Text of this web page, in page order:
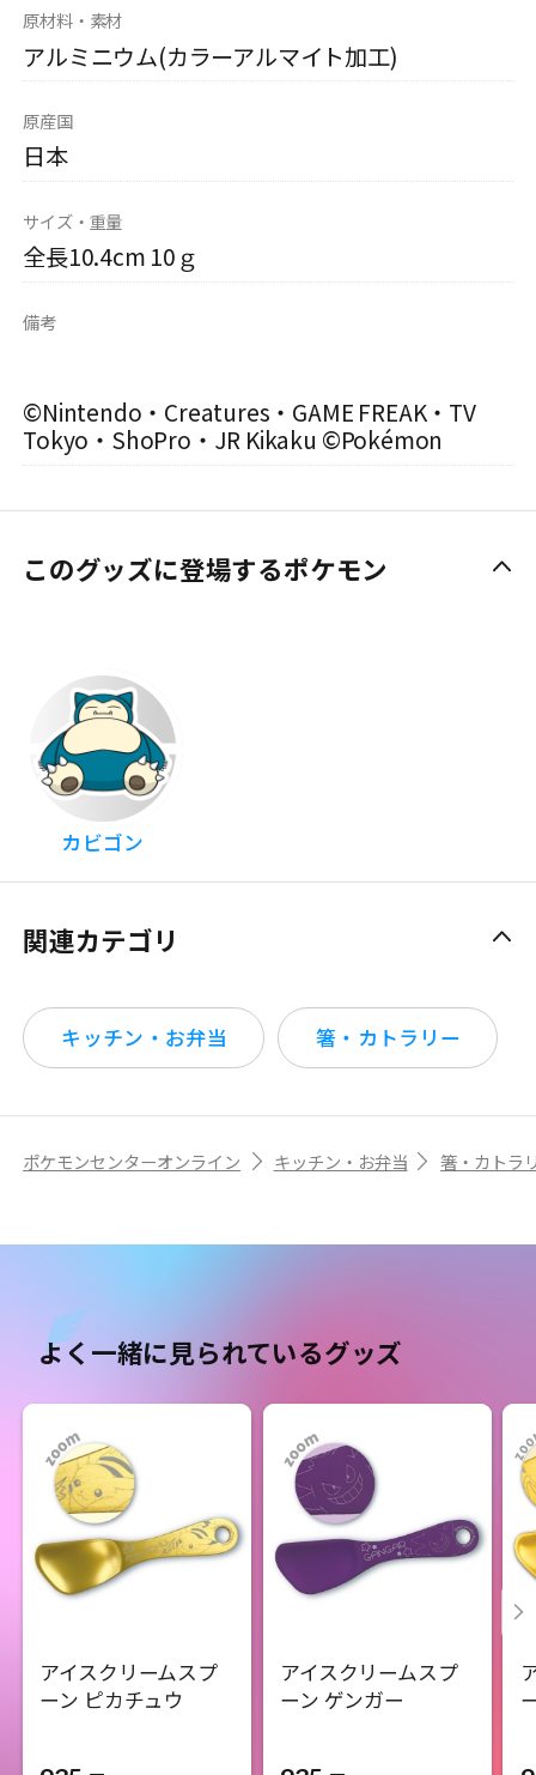
原材料・素材
アルミニウム(カラーアルマイト加工)
原産国
日本
サイズ・重量
全長10.4cm 10ｇ
備考
©Nintendo・Creatures・GAME FREAK・TV
Tokyo・ShoPro・JR Kikaku ©Pokémon
このグッズに登場するポケモン
カビゴン
関連カテゴリ
キッチン・お弁当 箸・カトラリー
ポケモンセンターオンライン キッチン・お弁当 箸・カトラ
よく一緒に見られているグッズ
アイスクリームスプ
ーン ピカチュウ
アイスクリームスプ
ーン ゲンガー